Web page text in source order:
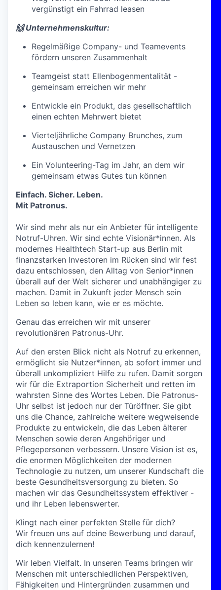
vergünstigt ein Fahrrad leasen
🙌 Unternehmenskultur:
Regelmäßige Company- und Teamevents
fördern unseren Zusammenhalt
Teamgeist statt Ellenbogenmentalität -
gemeinsam erreichen wir mehr
Entwickle ein Produkt, das gesellschaftlich
einen echten Mehrwert bietet
Vierteljährliche Company Brunches, zum
Austauschen und Vernetzen
Ein Volunteering-Tag im Jahr, an dem wir
gemeinsam etwas Gutes tun können
Einfach. Sicher. Leben.
Mit Patronus.
Wir sind mehr als nur ein Anbieter für intelligente
Notruf-Uhren. Wir sind echte Visionär*innen. Als
modernes Healthtech Start-up aus Berlin mit
finanzstarken Investoren im Rücken sind wir fest
dazu entschlossen, den Alltag von Senior*innen
überall auf der Welt sicherer und unabhängiger zu
machen. Damit in Zukunft jeder Mensch sein
Leben so leben kann, wie er es möchte.
Genau das erreichen wir mit unserer
revolutionären Patronus-Uhr.
Auf den ersten Blick nicht als Notruf zu erkennen,
ermöglicht sie Nutzer*innen, ab sofort immer und
überall unkompliziert Hilfe zu rufen. Damit sorgen
wir für die Extraportion Sicherheit und retten im
wahrsten Sinne des Wortes Leben. Die Patronus-
Uhr selbst ist jedoch nur der Türöffner. Sie gibt
uns die Chance, zahlreiche weitere wegweisende
Produkte zu entwickeln, die das Leben älterer
Menschen sowie deren Angehöriger und
Pflegepersonen verbessern. Unsere Vision ist es,
die enormen Möglichkeiten der modernen
Technologie zu nutzen, um unserer Kundschaft die
beste Gesundheitsversorgung zu bieten. So
machen wir das Gesundheitssystem effektiver -
und ihr Leben lebenswerter.
Klingt nach einer perfekten Stelle für dich?
Wir freuen uns auf deine Bewerbung und darauf,
dich kennenzulernen!
Wir leben Vielfalt. In unseren Teams bringen wir
Menschen mit unterschiedlichen Perspektiven,
Fähigkeiten und Hintergründen zusammen und